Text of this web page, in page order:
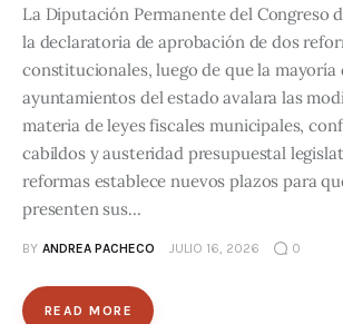
La Diputación Permanente del Congreso
la declaratoria de aprobación de dos
constitucionales, luego de que la mayoría
ayuntamientos del estado avalara las
materia de leyes fiscales municipales,
cabildos y austeridad presupuestal
reformas establece nuevos plazos para
presenten sus…
BY ANDREA PACHECO JULIO 16, 2026 0
READ MORE